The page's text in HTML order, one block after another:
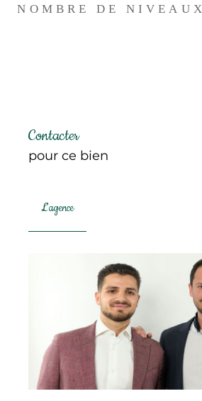
NOMBRE DE NIVEAUX
Contacter
pour ce bien
L'agence